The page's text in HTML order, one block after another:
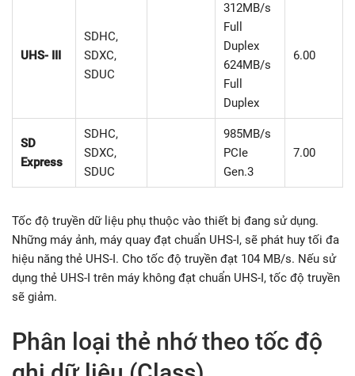
UHS- III
SDHC,
SDXC,
SDUC
312MB/s
Full
Duplex
624MB/s
Full
Duplex
6.00
SD
Express
SDHC,
SDXC,
SDUC
985MB/s
PCIe
Gen.3
7.00
Tốc độ truyền dữ liệu phụ thuộc vào thiết bị đang sử dụng.
Những máy ảnh, máy quay đạt chuẩn UHS-I, sẽ phát huy tối đa
hiệu năng thẻ UHS-I. Cho tốc độ truyền đạt 104 MB/s. Nếu sử
dụng thẻ UHS-I trên máy không đạt chuẩn UHS-I, tốc độ truyền
sẽ giảm.
Phân loại thẻ nhớ theo tốc độ